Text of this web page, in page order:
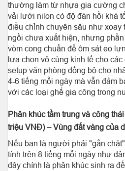
thường làm từ nhựa gia cường
vải lưới nilon có độ đàn hồi khá
điều chỉnh chuyên sâu như xoay
ngồi chưa xuất hiện, nhưng
vòm cong chuẩn để ôm sát eo
lựa chọn vô cùng kinh tế cho
setup văn phòng đồng bộ cho
4-6 tiếng mỗi ngày mà vẫn đảm
với các loại ghế gia công trong
Phân khúc tầm trung và công
triệu VNĐ) – Vùng đất vàng của
Nếu bạn là người phải "gắn
tính trên 8 tiếng mỗi ngày như
đây chính là phân khúc sinh ra